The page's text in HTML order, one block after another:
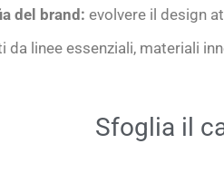
del brand:evolvere il design
da linee essenziali, materiali
Sfoglia il